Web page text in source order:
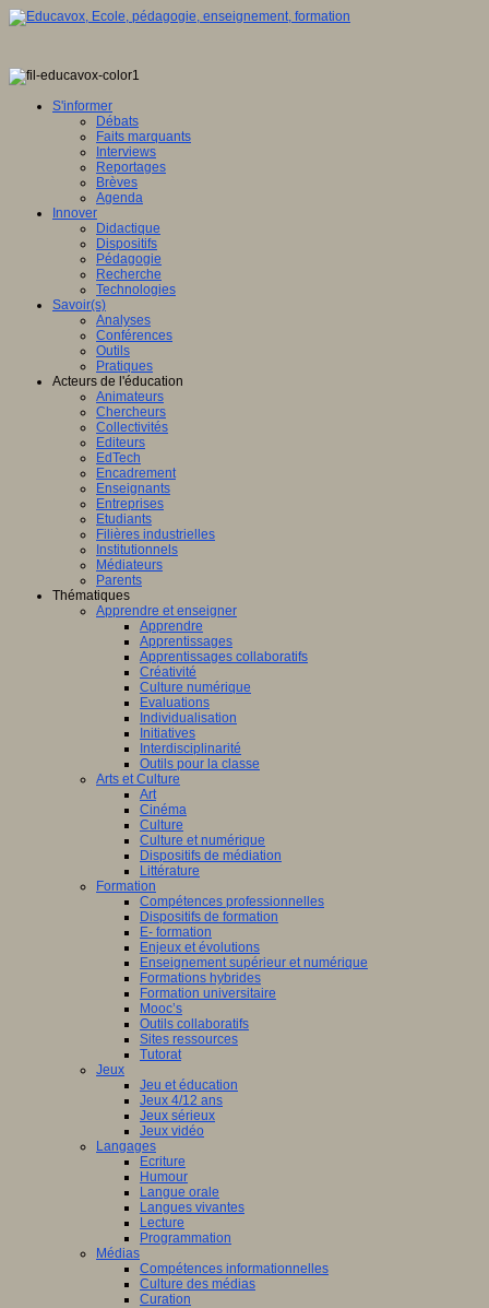
S'informer
Débats
Faits marquants
Interviews
Reportages
Brèves
Agenda
Innover
Didactique
Dispositifs
Pédagogie
Recherche
Technologies
Savoir(s)
Analyses
Conférences
Outils
Pratiques
Acteurs de l'éducation
Animateurs
Chercheurs
Collectivités
Editeurs
EdTech
Encadrement
Enseignants
Entreprises
Etudiants
Filières industrielles
Institutionnels
Médiateurs
Parents
Thématiques
Apprendre et enseigner
Apprendre
Apprentissages
Apprentissages collaboratifs
Créativité
Culture numérique
Evaluations
Individualisation
Initiatives
Interdisciplinarité
Outils pour la classe
Arts et Culture
Art
Cinéma
Culture
Culture et numérique
Dispositifs de médiation
Littérature
Formation
Compétences professionnelles
Dispositifs de formation
E- formation
Enjeux et évolutions
Enseignement supérieur et numérique
Formations hybrides
Formation universitaire
Mooc’s
Outils collaboratifs
Sites ressources
Tutorat
Jeux
Jeu et éducation
Jeux 4/12 ans
Jeux sérieux
Jeux vidéo
Langages
Ecriture
Humour
Langue orale
Langues vivantes
Lecture
Programmation
Médias
Compétences informationnelles
Culture des médias
Curation